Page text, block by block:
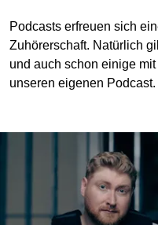
Podcasts erfreuen sich
Zuhörerschaft. Natürlich
und auch schon einige
unseren eigenen Podcast.